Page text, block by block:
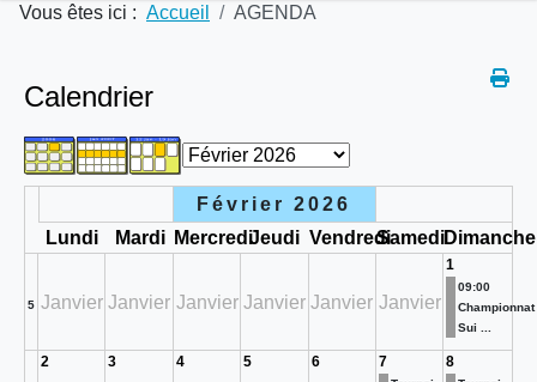
Vous êtes ici : Accueil AGENDA
Calendrier
Février 2026
Lundi
Mardi MercrediJeudi VendrediSamediDimanche
5 Janvier Janvier Janvier Janvier Janvier Janvier
1
09:00
Championnat
Sui ...
2 3 4 5 6 7 8